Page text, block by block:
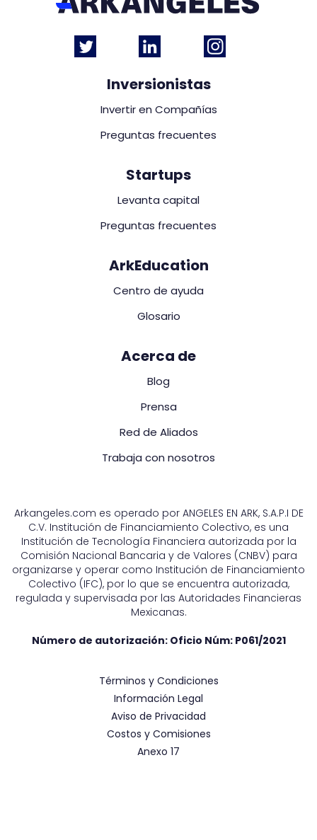
Inversionistas
Invertir en Compañías
Preguntas frecuentes
Startups
Levanta capital
Preguntas frecuentes
ArkEducation
Centro de ayuda
Glosario
Acerca de
Blog
Prensa
Red de Aliados
Trabaja con nosotros
Arkangeles.com es operado por ANGELES EN ARK, S.A.P.I DE
C.V. Institución de Financiamiento Colectivo, es una
Institución de Tecnología Financiera autorizada por la
Comisión Nacional Bancaria y de Valores (CNBV) para
organizarse y operar como Institución de Financiamiento
Colectivo (IFC), por lo que se encuentra autorizada,
regulada y supervisada por las Autoridades Financieras
Mexicanas.
Número de autorización: Oficio Núm: P061/2021
Términos y Condiciones
Información Legal
Aviso de Privacidad
Costos y Comisiones
Anexo 17